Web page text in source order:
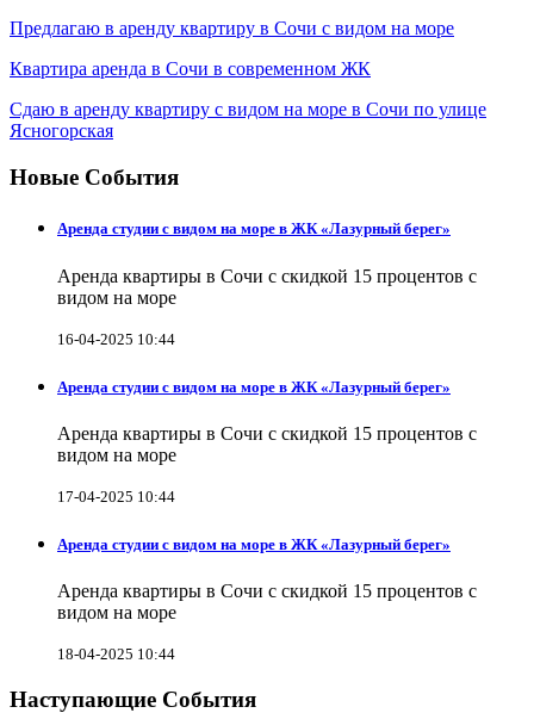
Предлагаю в аренду квартиру в Сочи с видом на море
Квартира аренда в Сочи в современном ЖК
Сдаю в аренду квартиру с видом на море в Сочи по улице
Ясногорская
Новые События
Аренда студии с видом на море в ЖК «Лазурный берег»
Аренда квартиры в Сочи с скидкой 15 процентов с
видом на море
16-04-2025 10:44
Аренда студии с видом на море в ЖК «Лазурный берег»
Аренда квартиры в Сочи с скидкой 15 процентов с
видом на море
17-04-2025 10:44
Аренда студии с видом на море в ЖК «Лазурный берег»
Аренда квартиры в Сочи с скидкой 15 процентов с
видом на море
18-04-2025 10:44
Наступающие События